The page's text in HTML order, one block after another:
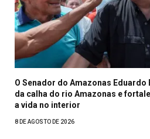
O Senador do Amazonas
da calha do rio Amazonas e
a vida no interior
8 DE AGOSTO DE 2026